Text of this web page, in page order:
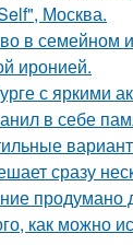
Москва.
в семейном
иронией.
с яркими
в себе
сразу
продумано
как можно